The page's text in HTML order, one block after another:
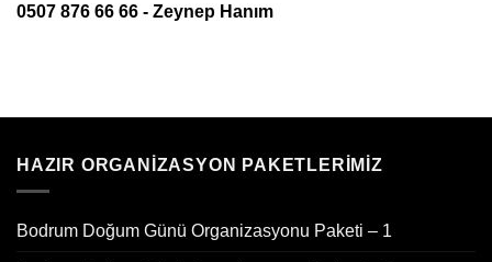
0507 876 66 66 - Zeynep Hanım
HAZIR ORGANIZASYON PAKETLERIMIZ
Bodrum Doğum Günü Organizasyonu Paketi – 1